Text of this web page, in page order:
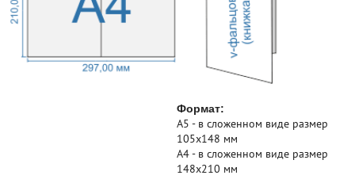
Формат:
А5 - в сложенном виде размер
105х148 мм
А4 - в сложенном виде размер
148х210 мм